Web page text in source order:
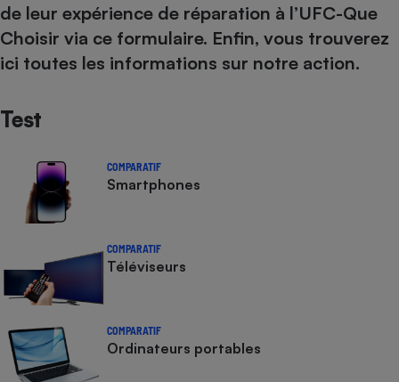
de leur expérience de réparation à l’UFC-Que
Choisir via ce formulaire. Enfin, vous trouverez
ici toutes les informations sur notre action.
Test
COMPARATIF
Smartphones
COMPARATIF
Téléviseurs
COMPARATIF
Ordinateurs portables